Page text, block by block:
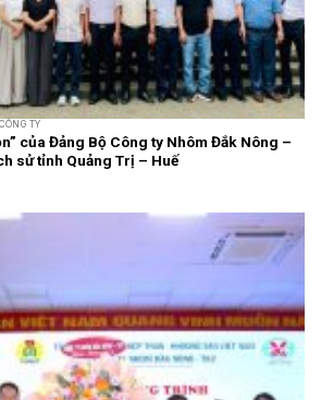
TY
của Đảng Bộ Công ty Nhôm Đắk Nông –
sử tỉnh Quảng Trị – Huế